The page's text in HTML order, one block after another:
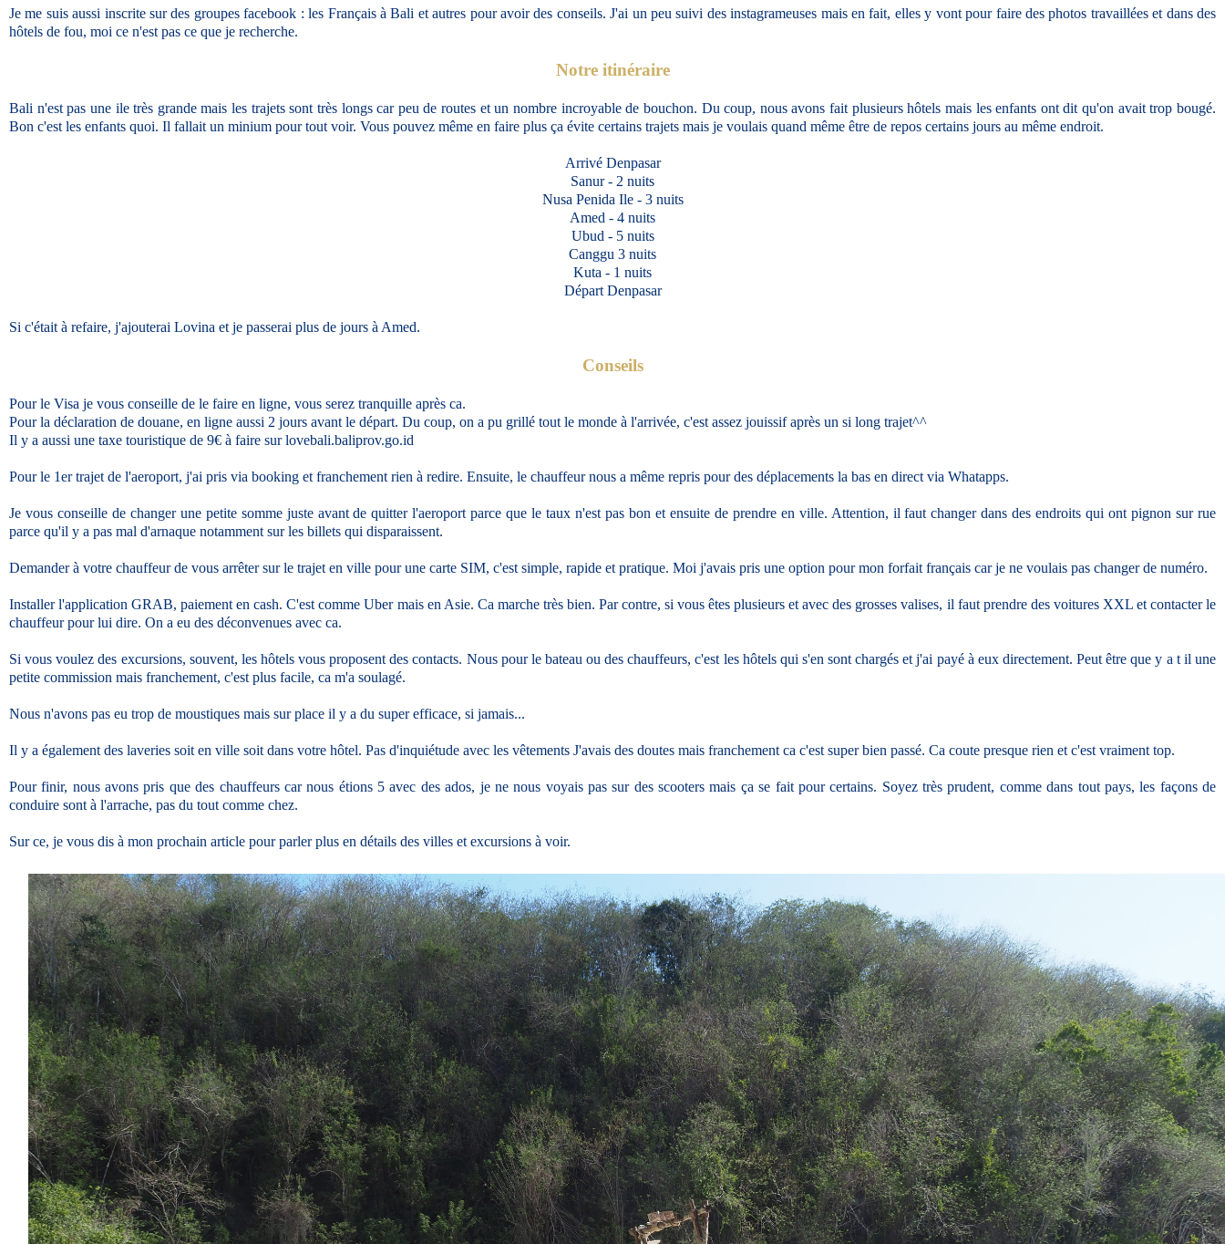
Je me suis aussi inscrite sur des groupes facebook : les Français à Bali et autres pour avoir des conseils. J'ai un peu suivi des instagrameuses mais en fait, elles y vont pour faire des photos travaillées et dans des
hôtels de fou, moi ce n'est pas ce que je recherche.
Notre itinéraire
Bali n'est pas une ile très grande mais les trajets sont très longs car peu de routes et un nombre incroyable de bouchon. Du coup, nous avons fait plusieurs hôtels mais les enfants ont dit qu'on avait trop bougé.
Bon c'est les enfants quoi. Il fallait un minium pour tout voir. Vous pouvez même en faire plus ça évite certains trajets mais je voulais quand même être de repos certains jours au même endroit.
Arrivé Denpasar
Sanur - 2 nuits
Nusa Penida Ile - 3 nuits
Amed - 4 nuits
Ubud - 5 nuits
Canggu 3 nuits
Kuta - 1 nuits
Départ Denpasar
Si c'était à refaire, j'ajouterai Lovina et je passerai plus de jours à Amed.
Conseils
Pour le Visa je vous conseille de le faire en ligne, vous serez tranquille après ca.
Pour la déclaration de douane, en ligne aussi 2 jours avant le départ. Du coup, on a pu grillé tout le monde à l'arrivée, c'est assez jouissif après un si long trajet^^
Il y a aussi une taxe touristique de 9€ à faire sur lovebali.baliprov.go.id
Pour le 1er trajet de l'aeroport, j'ai pris via booking et franchement rien à redire. Ensuite, le chauffeur nous a même repris pour des déplacements la bas en direct via Whatapps.
Je vous conseille de changer une petite somme juste avant de quitter l'aeroport parce que le taux n'est pas bon et ensuite de prendre en ville. Attention, il faut changer dans des endroits qui ont pignon sur rue
parce qu'il y a pas mal d'arnaque notamment sur les billets qui disparaissent.
Demander à votre chauffeur de vous arrêter sur le trajet en ville pour une carte SIM, c'est simple, rapide et pratique. Moi j'avais pris une option pour mon forfait français car je ne voulais pas changer de numéro.
Installer l'application GRAB, paiement en cash. C'est comme Uber mais en Asie. Ca marche très bien. Par contre, si vous êtes plusieurs et avec des grosses valises, il faut prendre des voitures XXL et contacter le
chauffeur pour lui dire. On a eu des déconvenues avec ca.
Si vous voulez des excursions, souvent, les hôtels vous proposent des contacts. Nous pour le bateau ou des chauffeurs, c'est les hôtels qui s'en sont chargés et j'ai payé à eux directement. Peut être que y a t il une
petite commission mais franchement, c'est plus facile, ca m'a soulagé.
Nous n'avons pas eu trop de moustiques mais sur place il y a du super efficace, si jamais...
Il y a également des laveries soit en ville soit dans votre hôtel. Pas d'inquiétude avec les vêtements J'avais des doutes mais franchement ca c'est super bien passé. Ca coute presque rien et c'est vraiment top.
Pour finir, nous avons pris que des chauffeurs car nous étions 5 avec des ados, je ne nous voyais pas sur des scooters mais ça se fait pour certains. Soyez très prudent, comme dans tout pays, les façons de
conduire sont à l'arrache, pas du tout comme chez.
Sur ce, je vous dis à mon prochain article pour parler plus en détails des villes et excursions à voir.